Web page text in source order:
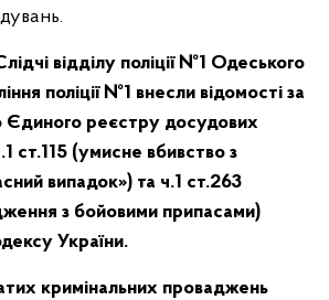
відділу поліції №1 Одеського
поліції №1 внесли відомості за
реєстру досудових
ст.115 (умисне вбивство з
випадок») та ч.1 ст.263
з бойовими припасами)
України.
кримінальних проваджень